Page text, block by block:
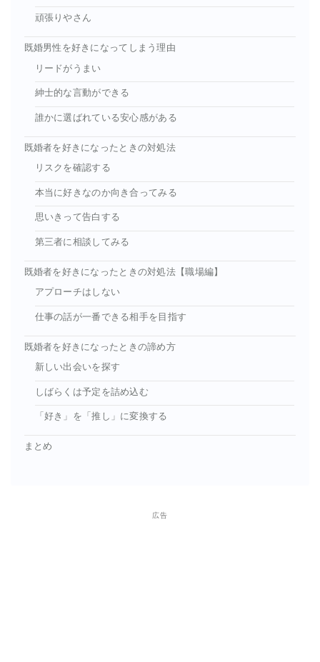
頑張りやさん
既婚男性を好きになってしまう理由
リードがうまい
紳士的な言動ができる
誰かに選ばれている安心感がある
既婚者を好きになったときの対処法
リスクを確認する
本当に好きなのか向き合ってみる
思いきって告白する
第三者に相談してみる
既婚者を好きになったときの対処法【職場編】
アプローチはしない
仕事の話が一番できる相手を目指す
既婚者を好きになったときの諦め方
新しい出会いを探す
しばらくは予定を詰め込む
「好き」を「推し」に変換する
まとめ
広告